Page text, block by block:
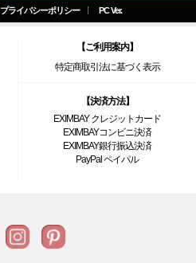
プライバシーポリシー PC Ver.
【ご利用案内】
特定商取引法に基づく表示
【決済方法】
EXIMBAY クレジットカード
EXIMBAYコンビニ決済
EXIMBAY銀行振込決済
PayPal ペイパル